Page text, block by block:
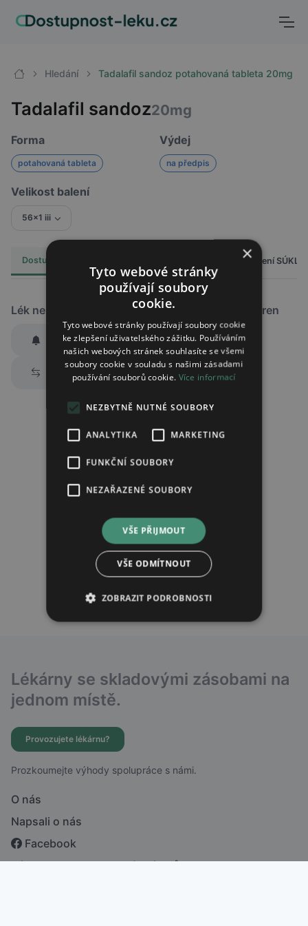
Hledání Tadalafil sandoz potahovaná tableta 20mg
Tadalafil sandoz20mg
Forma
potahovaná tableta
Výdej
na předpis
Velikost balení
56x1 iii
Dostupnost Hlášení SÚKL
Lék není dostupný v žádné ze sledovaných lékáren
Hlídat dostupnost
Zaslat jednorázově emailem informaci o naskladnění
Praha
20mg
Chci dostávatslevové nabídky a novinky
Prozkoumat alternativy
Lékárny se skladovými zásobami na
jednom místě.
Provozujete lékárnu?
Prozkoumejte výhody spolupráce s námi.
O nás
Napsali o nás
Facebook
Zásady ochrany osobních údajů
×
Tyto webové stránky
používají soubory
cookie.
Tyto webové stránky používají soubory cookie
ke zlepšení uživatelského zážitku. Používáním
našich webových stránek souhlasíte se všemi
soubory cookie v souladu s našimi zásadami
používání souborů cookie. Více informací
NEZBYTNĚ NUTNÉ SOUBORY
ANALYTIKA MARKETING
FUNKČNÍ SOUBORY
NEZAŘAZENÉ SOUBORY
VŠE PŘIJMOUT
VŠE ODMÍTNOUT
ZOBRAZIT PODROBNOSTI